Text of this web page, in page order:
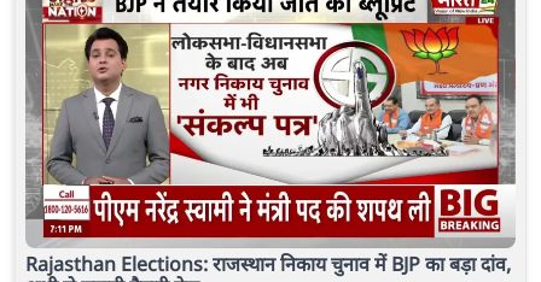
Rajasthan Elections: राजस्थान निकाय चुनाव में BJP का बड़ा दांव,